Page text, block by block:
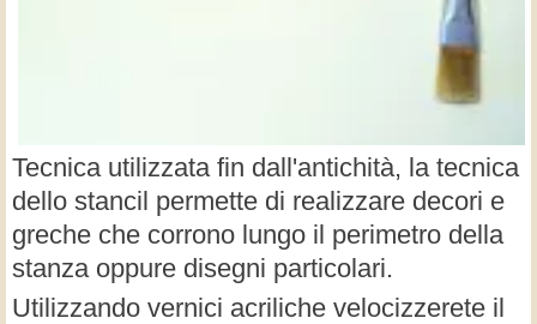
Tecnica utilizzata fin dall'antichità, la tecnica
dello stancil permette di realizzare decori e
greche che corrono lungo il perimetro della
stanza oppure disegni particolari.
Utilizzando vernici acriliche velocizzerete il